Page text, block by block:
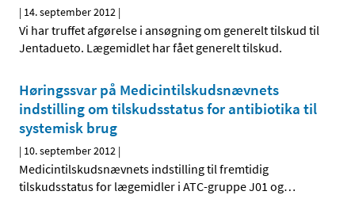
| 14. september 2012 |
Vi har truffet afgørelse i ansøgning om generelt tilskud til
Jentadueto. Lægemidlet har fået generelt tilskud.
Høringssvar på Medicintilskudsnævnets
indstilling om tilskudsstatus for antibiotika til
systemisk brug
| 10. september 2012 |
Medicintilskudsnævnets indstilling til fremtidig
tilskudsstatus for lægemidler i ATC-gruppe J01 og…